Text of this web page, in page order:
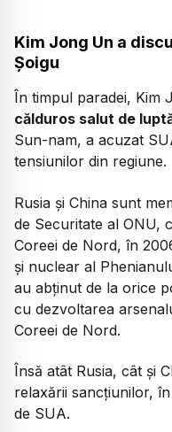
Kim Jong Un a
Șoigu
În timpul paradei, Kim
călduros salut de
Sun-nam, a acuzat
tensiunilor din regiune.
Rusia și China sunt
de Securitate al ONU,
Coreei de Nord, în
și nuclear al
au abținut de la orice
cu dezvoltarea
Coreei de Nord.
Însă atât Rusia, cât și
relaxării sancțiunilor,
de SUA.